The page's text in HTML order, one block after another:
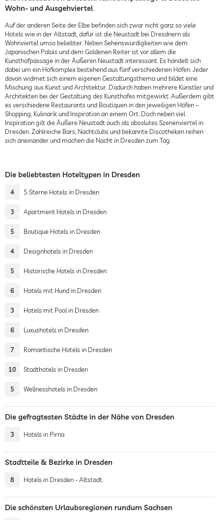
Wohn- und Ausgehviertel
Auf der anderen Seite der Elbe befinden sich zwar nicht ganz so viele
Hotels wie in der Altstadt, dafür ist die Neustadt bei Dresdnern als
Wohnviertel umso beliebter. Neben Sehenswürdigkeiten wie dem
Japanischen Palais und dem Goldenen Reiter ist vor allem die
Kunsthofpassage in der Äußeren Neustadt interessant. Es handelt sich
dabei um ein Hofkomplex bestehend aus fünf verschiedenen Höfen. Jeder
davon widmet sich einem eigenen Gestaltungsthema und bildet eine
Mischung aus Kunst und Architektur. Dadurch haben mehrere Künstler und
Architekten bei der Gestaltung des Kunsthofes mitgewirkt. Außerdem gibt
es verschiedene Restaurants und Boutiquen in den jeweiligen Höfen –
Shopping, Kulinarik und Inspiration an einem Ort. Doch neben viel
Inspiration gilt die Äußere Neustadt auch als absolutes Szenenviertel in
Dresden. Zahlreiche Bars, Nachtclubs und bekannte Discotheken reihen
sich aneinander und machen die Nacht in Dresden zum Tag.
Die beliebtesten Hoteltypen in Dresden
4 5 Sterne Hotels in Dresden
3 Apartment Hotels in Dresden
5 Boutique Hotels in Dresden
4 Designhotels in Dresden
5 Historische Hotels in Dresden
6 Hotels mit Hund in Dresden
3 Hotels mit Pool in Dresden
6 Luxushotels in Dresden
7 Romantische Hotels in Dresden
10 Stadthotels in Dresden
5 Wellnesshotels in Dresden
Die gefragtesten Städte in der Nähe von Dresden
3 Hotels in Pirna
Stadtteile & Bezirke in Dresden
8 Hotels in Dresden - Altstadt
Die schönsten Urlaubsregionen rundum Sachsen